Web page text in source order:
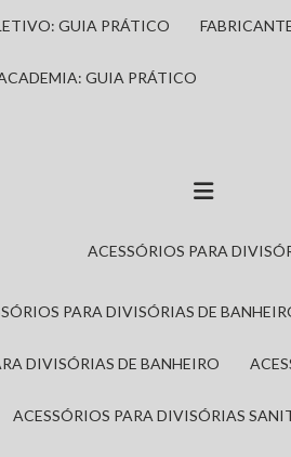
GUIA PRÁTICO
GUIA PRÁTICO
ACESSÓRIOS PARA
PARA DIVISÓRIAS DE
DIVISÓRIAS DE BANHEIRO
ACESSÓRIOS PARA DIVISÓRIAS